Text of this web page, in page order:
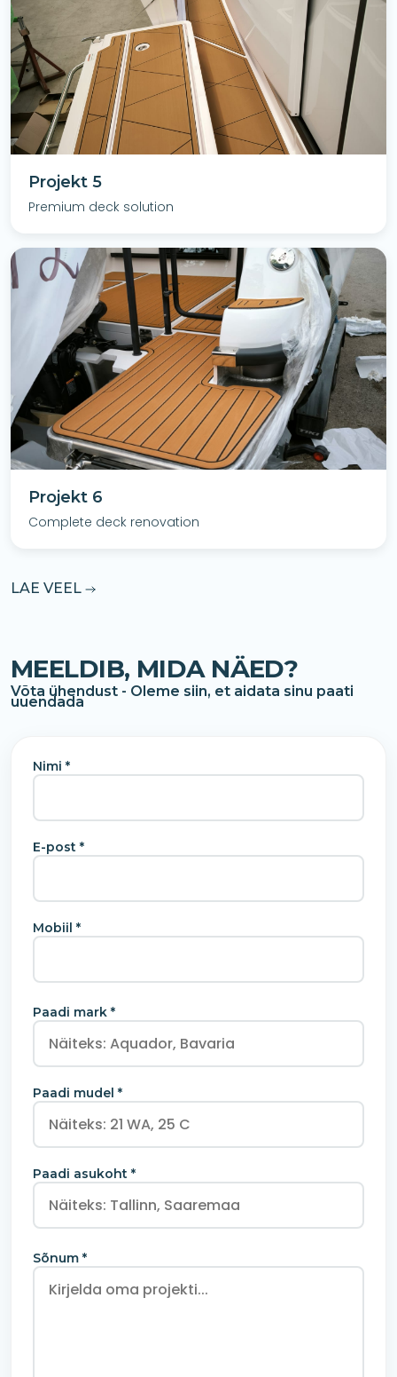
Projekt 5
Premium deck solution
Projekt 6
Complete deck renovation
LAE VEEL
MEELDIB, MIDA NÄED?
Võta ühendust - Oleme siin, et aidata sinu paati
uuendada
Nimi *
E-post *
Mobiil *
Paadi mark *
Paadi mudel *
Paadi asukoht *
Sõnum *